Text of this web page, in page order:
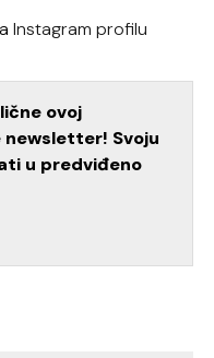
Instagram profilu
ovoj
Svoju
u predviđeno